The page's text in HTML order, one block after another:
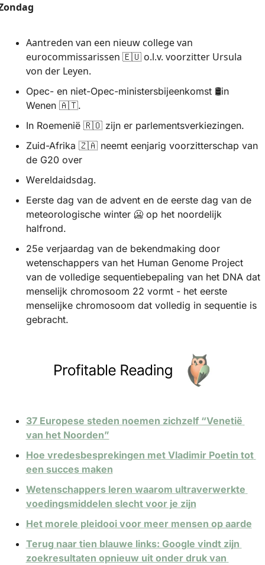
Aantreden van een nieuw college van
eurocommissarissen 🇪🇺 o.l.v. voorzitter Ursula
von der Leyen.
Opec- en niet-Opec-ministersbijeenkomst 🛢️in
Wenen 🇦🇹.
In Roemenië 🇷🇴 zijn er parlementsverkiezingen.
Zuid-Afrika 🇿🇦 neemt eenjarig voorzitterschap van
de G20 over
Wereldaidsdag.
Eerste dag van de advent en de eerste dag van de
meteorologische winter 🥶 op het noordelijk
halfrond.
25e verjaardag van de bekendmaking door
wetenschappers van het Human Genome Project
van de volledige sequentiebepaling van het DNA dat
menselijk chromosoom 22 vormt - het eerste
menselijke chromosoom dat volledig in sequentie is
gebracht.
37 Europese steden noemen zichzelf “Venetië
van het Noorden”
Hoe vredesbesprekingen met Vladimir Poetin tot
een succes maken
Wetenschappers leren waarom ultraverwerkte
voedingsmiddelen slecht voor je zijn
Het morele pleidooi voor meer mensen op aarde
Terug naar tien blauwe links: Google vindt zijn
zoekresultaten opnieuw uit onder druk van